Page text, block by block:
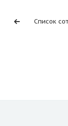
Список